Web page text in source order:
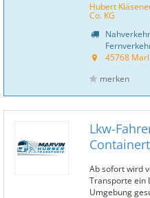
Hubert
Co. KG
Nahverkehr
45768 Marl
merken
Lkw-
Ab sofort wird
Transporte ein
Umgebung